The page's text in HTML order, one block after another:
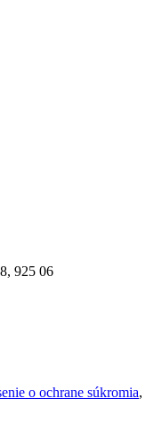
925 06
o ochrane súkromia,